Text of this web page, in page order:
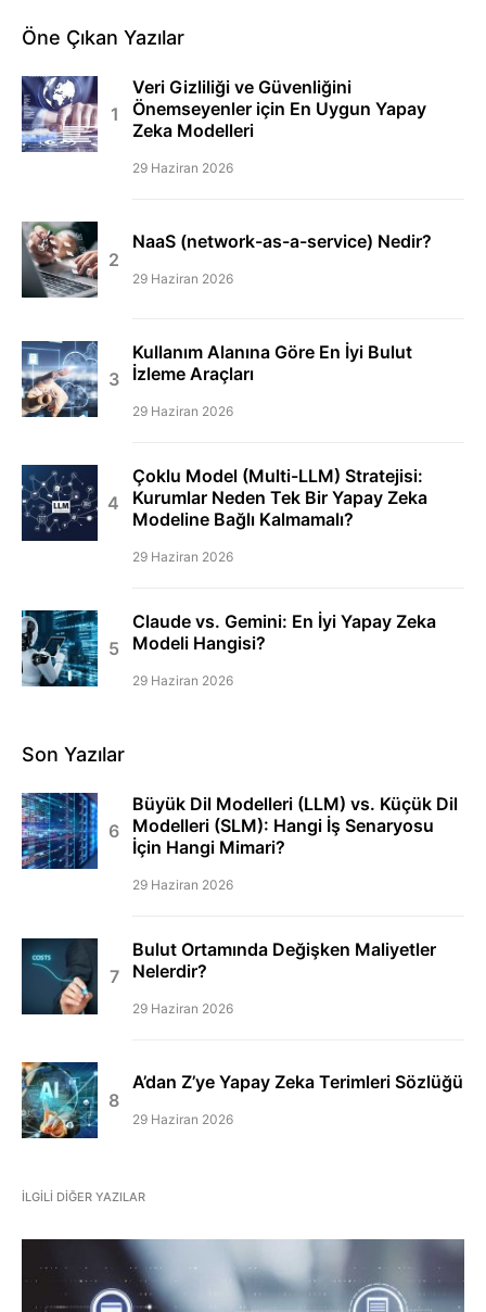
Öne Çıkan Yazılar
Veri Gizliliği ve Güvenliğini
Önemseyenler için En Uygun Yapay
Zeka Modelleri
29 Haziran 2026
NaaS (network-as-a-service) Nedir?
29 Haziran 2026
Kullanım Alanına Göre En İyi Bulut
İzleme Araçları
29 Haziran 2026
Çoklu Model (Multi-LLM) Stratejisi:
Kurumlar Neden Tek Bir Yapay Zeka
Modeline Bağlı Kalmamalı?
29 Haziran 2026
Claude vs. Gemini: En İyi Yapay Zeka
Modeli Hangisi?
29 Haziran 2026
Son Yazılar
Büyük Dil Modelleri (LLM) vs. Küçük Dil
Modelleri (SLM): Hangi İş Senaryosu
İçin Hangi Mimari?
29 Haziran 2026
Bulut Ortamında Değişken Maliyetler
Nelerdir?
29 Haziran 2026
A’dan Z’ye Yapay Zeka Terimleri Sözlüğü
29 Haziran 2026
İLGILI DIĞER YAZILAR